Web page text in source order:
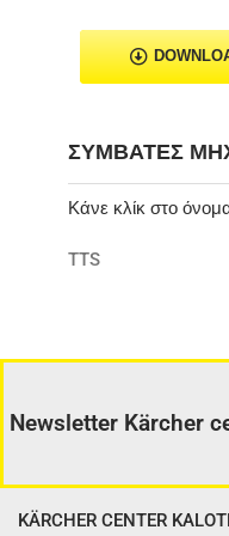
ΣΥΜΒΑΤΈΣ
Κάνε κλίκ στο
TTS
Newsletter Kärcher
KÄRCHER CENTER